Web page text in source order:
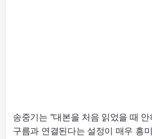
송중기는 "대본을 처음 읽었을 때 안
구름과 연결된다는 설정이 매우 흥